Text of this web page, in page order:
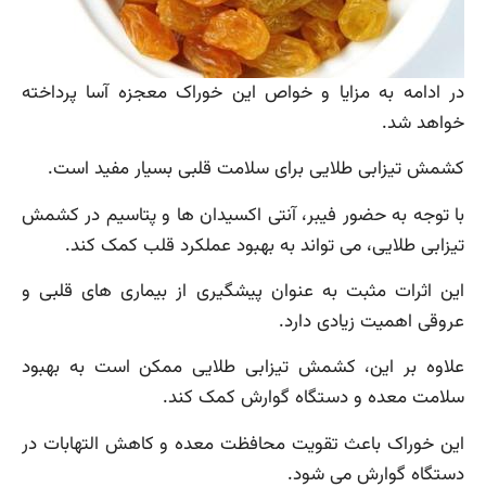
در ادامه به مزایا و خواص این خوراک معجزه آسا پرداخته
خواهد شد.
کشمش تیزابی طلایی برای سلامت قلبی بسیار مفید است.
با توجه به حضور فیبر، آنتی اکسیدان ها و پتاسیم در کشمش
تیزابی طلایی، می تواند به بهبود عملکرد قلب کمک کند.
این اثرات مثبت به عنوان پیشگیری از بیماری های قلبی و
عروقی اهمیت زیادی دارد.
علاوه بر این، کشمش تیزابی طلایی ممکن است به بهبود
سلامت معده و دستگاه گوارش کمک کند.
این خوراک باعث تقویت محافظت معده و کاهش التهابات در
دستگاه گوارش می شود.